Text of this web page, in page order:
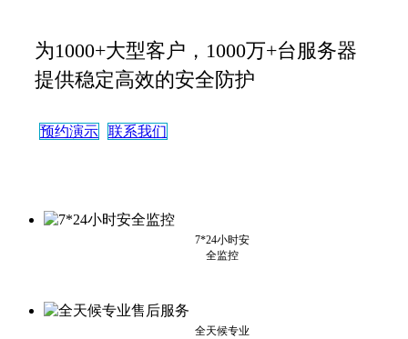
为1000+大型客户，1000万+台服务器
提供稳定高效的安全防护
预约演示 联系我们
7*24小时安
全监控
全天候专业